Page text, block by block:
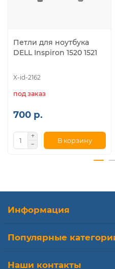
Петли для ноутбука
DELL Inspiron 1520 1521
X-id-2162
под заказ
700 р.
В корзину
Информация
Популярные
Наши контакты